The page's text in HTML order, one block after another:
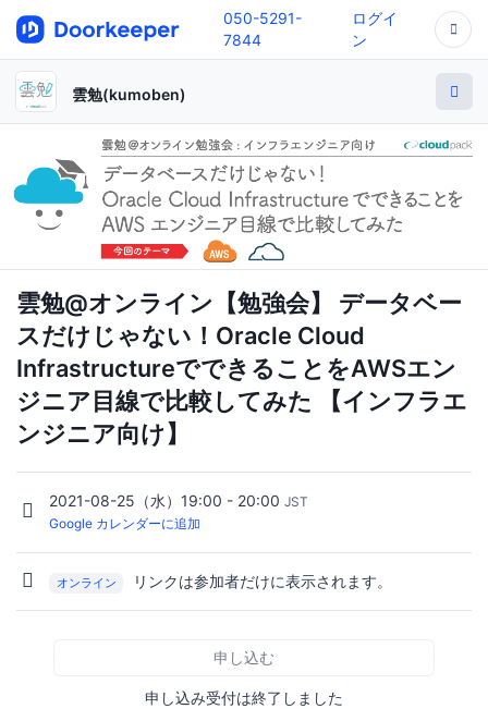
050-5291-
7844
ログイ
ン
雲勉(kumoben)
雲勉@オンライン【勉強会】 データベー
スだけじゃない！Oracle Cloud
InfrastructureでできることをAWSエン
ジニア目線で比較してみた 【インフラエ
ンジニア向け】
2021-08-25（水）19:00 - 20:00 JST
Google カレンダーに追加
オンライン リンクは参加者だけに表示されます。
申し込む
申し込み受付は終了しました